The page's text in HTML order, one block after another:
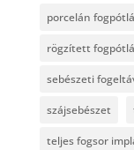
porcelán
rögzített
sebészeti
szájsebészet
teljes fogsor